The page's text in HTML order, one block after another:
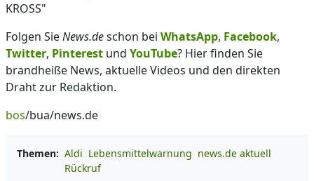
KROSS"
Folgen SieNews.deschon bei WhatsApp, Facebook,
Twitter, Pinterest und YouTube? Hier finden Sie
brandheiße News, aktuelle Videos und den direkten
Draht zur Redaktion.
bos/bua/news.de
Themen: Aldi Lebensmittelwarnung news.de aktuell
Rückruf